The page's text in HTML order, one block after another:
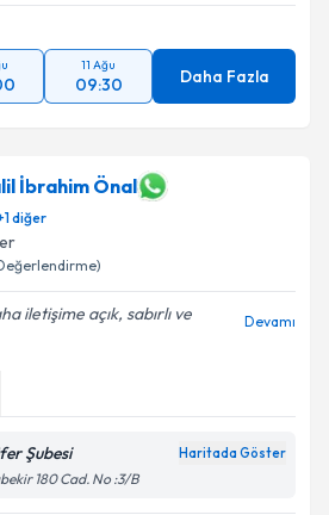
11 Ağu
09:30 Daha Fazla
İbrahim Önal
1diğer
iletişime açık, sabırlı ve
Devamı
Şubesi Haritada Göster
180 Cad. No :3/B